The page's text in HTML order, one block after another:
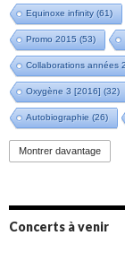
Equinoxe infinity(61)
Promo 2015 (53)
Collaborations années
Oxygène 3 [2016] (32)
Autobiographie (26)
Promo 2019(23)
Groupe de Recherche
Montrer davantage
Concerts à venir